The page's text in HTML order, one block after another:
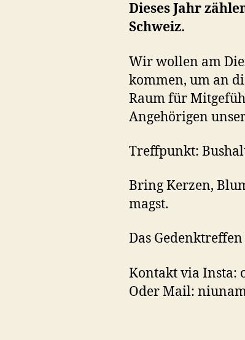
Dieses Jahr
Schweiz.
Wir wollen am
kommen, um an
Raum für
Angehörigen
Treffpunkt:
Bring Kerzen,
magst.
Das
Kontakt via Insta:
Oder Mail: